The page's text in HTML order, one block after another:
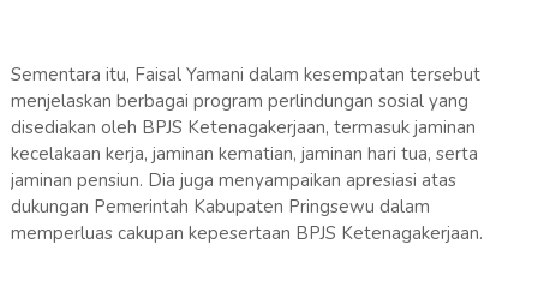
Sementara itu, Faisal Yamani dalam kesempatan tersebut
menjelaskan berbagai program perlindungan sosial yang
disediakan oleh BPJS Ketenagakerjaan, termasuk jaminan
kecelakaan kerja, jaminan kematian, jaminan hari tua, serta
jaminan pensiun. Dia juga menyampaikan apresiasi atas
dukungan Pemerintah Kabupaten Pringsewu dalam
memperluas cakupan kepesertaan BPJS Ketenagakerjaan.